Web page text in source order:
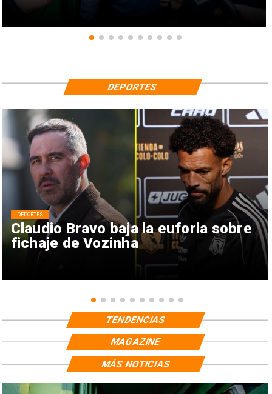
Claudio Bravo baja la euforia sobre
fichaje de Vozinha
DEPORTES
DEPORTES
TENDENCIAS
MAGAZINE
MÁS NOTICIAS